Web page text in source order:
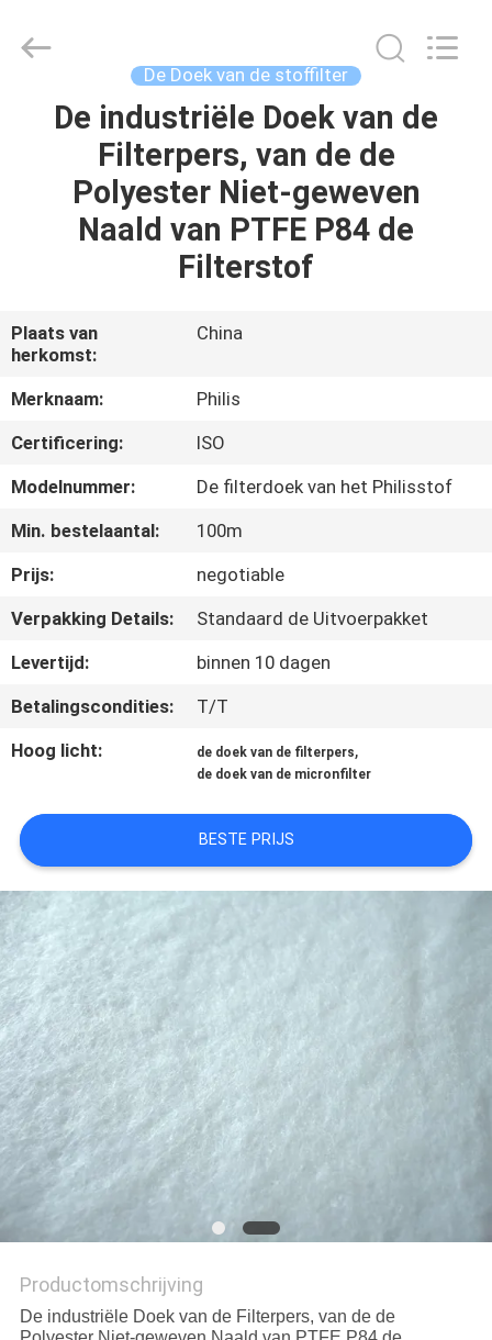
HUIS
PRODUCTEN
FABRIEKSREIS
KWALITEITSCONTROLE
CONTACTEER
ONS
VERZOEK
OM EEN
SITEMAP
PRIVACY
POLICY
Technology
De Doek van de stoffilter
De industriële Doek van de
Filterpers, van de de
Polyester Niet-geweven
Naald van PTFE P84 de
Filterstof
Plaats van
herkomst:
China
Merknaam:
Philis
Certificering:
ISO
Modelnummer:
De filterdoek van het Philisstof
Min. bestelaantal:
100m
Prijs:
negotiable
Verpakking Details:
Standaard de Uitvoerpakket
Levertijd:
binnen 10 dagen
Betalingscondities:
T/T
Hoog licht:
de doek van de filterpers,
de doek van de micronfilter
BESTE PRIJS
Productomschrijving
De industriële Doek van de Filterpers, van de de